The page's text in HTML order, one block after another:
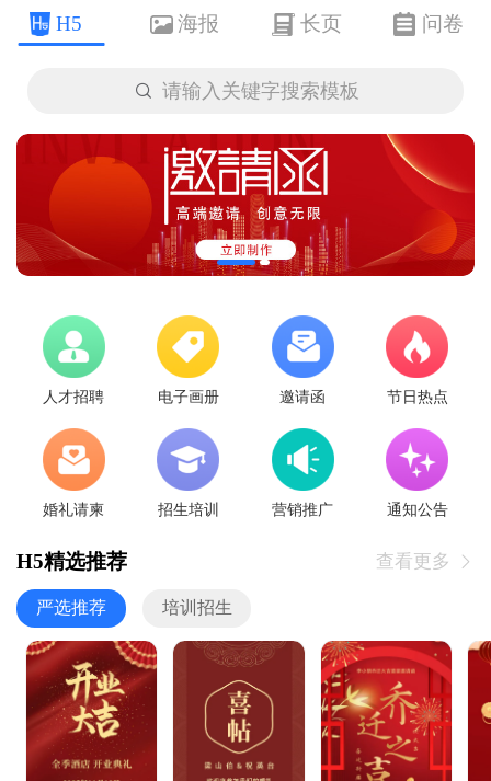
H5 海报 长页 问卷
 请输入关键字搜索模板
人才招聘 电子画册 邀请函 节日热点
婚礼请柬 招生培训 营销推广 通知公告
H5精选推荐 查看更多 
严选推荐 培训招生